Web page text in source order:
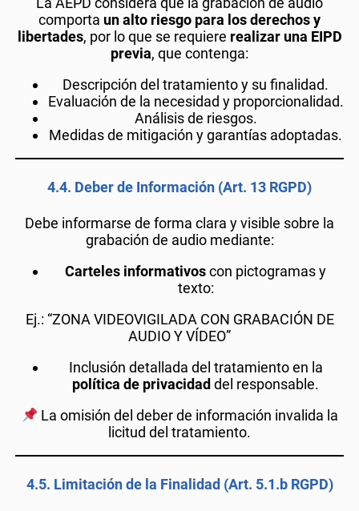
comporta un alto riesgo para los derechos y
libertades, por lo que se requiere realizar una EIPD
previa, que contenga:
Descripción del tratamiento y su finalidad.
Evaluación de la necesidad y proporcionalidad.
Análisis de riesgos.
Medidas de mitigación y garantías adoptadas.
4.4. Deber de Información (Art. 13 RGPD)
Debe informarse de forma clara y visible sobre la
grabación de audio mediante:
Carteles informativoscon pictogramas y
texto:
Ej.: “ZONA VIDEOVIGILADA CON GRABACIÓN DE
AUDIO Y VÍDEO”
Inclusión detallada del tratamiento en la
política de privacidad del responsable.
La omisión del deber de información invalida la
licitud del tratamiento.
4.5. Limitación de la Finalidad (Art. 5.1.b RGPD)